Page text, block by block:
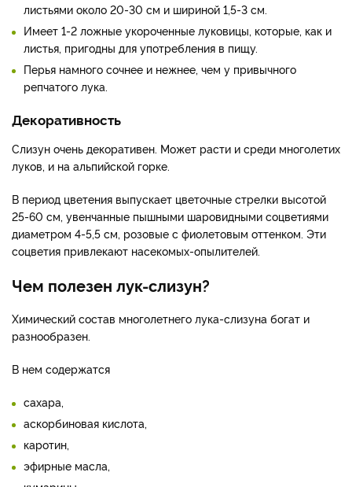
листьями около 20-30 см и шириной 1,5-3 см.
Имеет 1-2 ложные укороченные луковицы, которые, как и
листья, пригодны для употребления в пищу.
Перья намного сочнее и нежнее, чем у привычного
репчатого лука.
Декоративность
Слизун очень декоративен. Может расти и среди многолетих
луков, и на альпийской горке.
В период цветения выпускает цветочные стрелки высотой
25-60 см, увенчанные пышными шаровидными соцветиями
диаметром 4-5,5 см, розовые с фиолетовым оттенком. Эти
соцветия привлекают насекомых-опылителей.
Чем полезен лук-слизун?
Химический состав многолетнего лука-слизуна богат и
разнообразен.
В нем содержатся
сахара,
аскорбиновая кислота,
каротин,
эфирные масла,